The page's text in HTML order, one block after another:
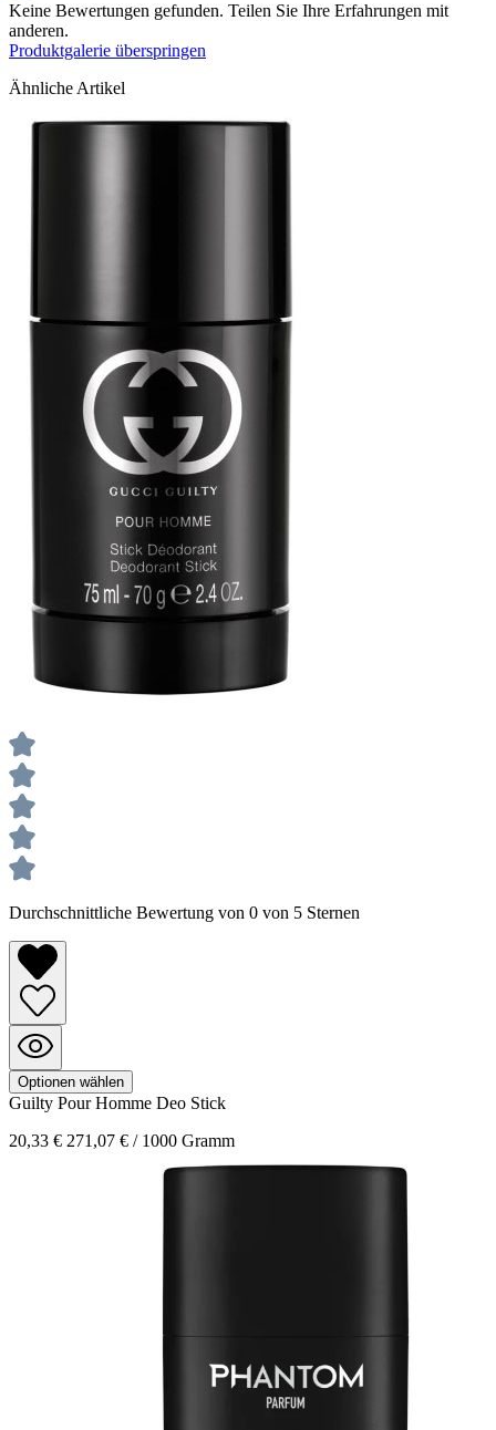
Keine Bewertungen gefunden. Teilen Sie Ihre Erfahrungen mit
anderen.
Produktgalerie überspringen
Ähnliche Artikel
Durchschnittliche Bewertung von 0 von 5 Sternen
Optionen wählen
Guilty Pour Homme Deo Stick
20,33 € 271,07 € / 1000 Gramm